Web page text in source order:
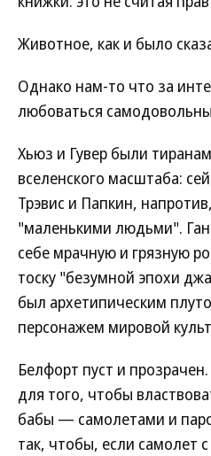
Животное, как и было
Однако нам-то что за
любоваться
Хьюз и Гувер были
вселенского масштаба:
Трэвис и Папкин,
"маленькими людьми".
себе мрачную и грязную
тоску "безумной эпохи
был архетипическим
персонажем мировой
Белфорт пуст и
для того, чтобы
бабы — самолетами и
так, чтобы, если самолет